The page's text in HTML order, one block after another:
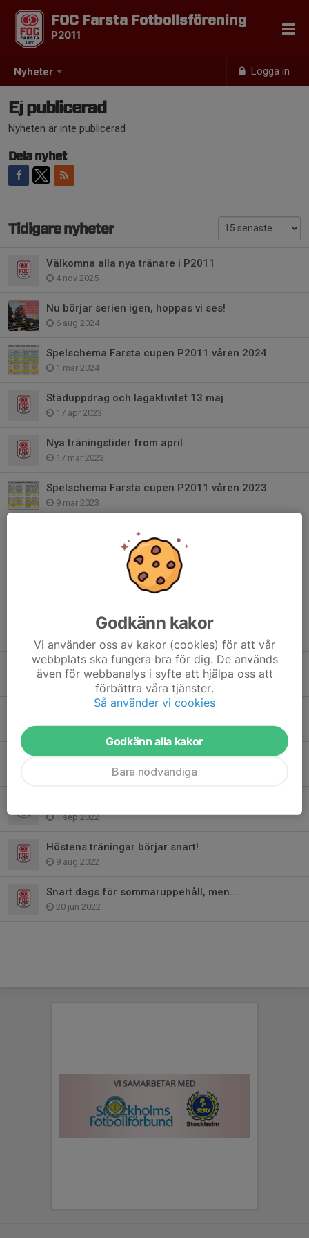
Nyheter Logga in
FOC Farsta Fotbollsförening
P2011
Ej publicerad
Nyheten är inte publicerad
Dela nyhet
Tidigare nyheter
Välkomna alla nya tränare i P2011
4 nov 2025
Nu börjar serien igen, hoppas vi ses!
6 aug 2024
Spelschema Farsta cupen P2011 våren 2024
1 mar 2024
Städuppdrag och lagaktivitet 13 maj
17 apr 2023
Nya träningstider from april
17 mar 2023
Spelschema Farsta cupen P2011 våren 2023
9 mar 2023
Årets första träning, nu på lördag!
Tillbaka till Farsta IP!
TACK för en fantastisk cup!
Nya träningstider from höstlovet!
21 okt 2022
17 okt 2022
Buss 181 till Sköndals BP
1 sep 2022
Höstens träningar börjar snart!
9 aug 2022
Snart dags för sommaruppehåll, men...
20 jun 2022
Godkänn kakor
Vi använder oss av kakor (cookies) för att vår
webbplats ska fungera bra för dig. De används
även för webbanalys i syfte att hjälpa oss att
förbättra våra tjänster.
Så använder vi cookies
Godkänn alla kakor
Bara nödvändiga